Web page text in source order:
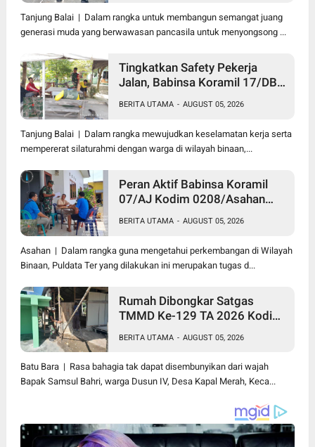
Kota Tanjung Balai
Tanjung Balai | Dalam rangka untuk membangun semangat juang
generasi muda yang berwawasan pancasila untuk menyongsong ...
Tingkatkan Safety Pekerja
Jalan, Babinsa Koramil 17/DB
Komsos Bersama Tim
Pemotong Rumput Dinas PU
BERITA UTAMA - AUGUST 05, 2026
Tanjung Balai | Dalam rangka mewujudkan keselamatan kerja serta
mempererat silaturahmi dengan warga di wilayah binaan,...
Peran Aktif Babinsa Koramil
07/AJ Kodim 0208/Asahan
Kantor Desa Air Joman
BERITA UTAMA - AUGUST 05, 2026
Asahan | Dalam rangka guna mengetahui perkembangan di Wilayah
Binaan, Puldata Ter yang dilakukan ini merupakan tugas d...
Rumah Dibongkar Satgas
TMMD Ke-129 TA 2026 Kodim
Bahri Bahagia Impiannya Miliki
Rumah Layak Huni Segera
Terwujud
BERITA UTAMA - AUGUST 05, 2026
Batu Bara | Rasa bahagia tak dapat disembunyikan dari wajah
Bapak Samsul Bahri, warga Dusun IV, Desa Kapal Merah, Keca...